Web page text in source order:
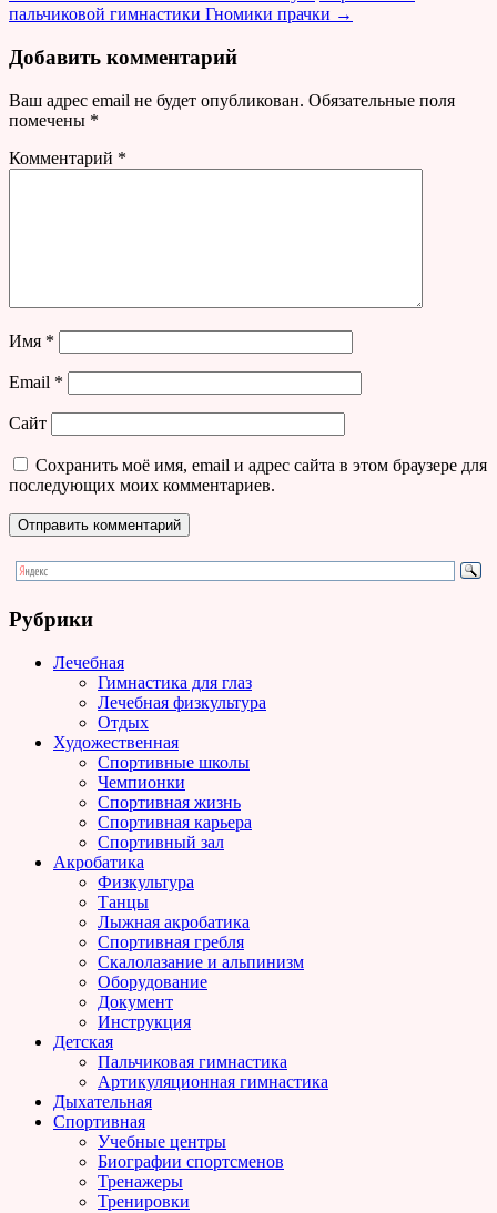
пальчиковой гимнастики Гномики прачки →
Добавить комментарий
Ваш адрес email не будет опубликован. Обязательные поля
помечены *
Комментарий *
Имя *
Email *
Сайт
Сохранить моё имя, email и адрес сайта в этом браузере для
последующих моих комментариев.
Рубрики
Лечебная
Гимнастика для глаз
Лечебная физкультура
Отдых
Художественная
Спортивные школы
Чемпионки
Спортивная жизнь
Спортивная карьера
Спортивный зал
Акробатика
Физкультура
Танцы
Лыжная акробатика
Спортивная гребля
Скалолазание и альпинизм
Оборудование
Документ
Инструкция
Детская
Пальчиковая гимнастика
Артикуляционная гимнастика
Дыхательная
Спортивная
Учебные центры
Биографии спортсменов
Тренажеры
Тренировки